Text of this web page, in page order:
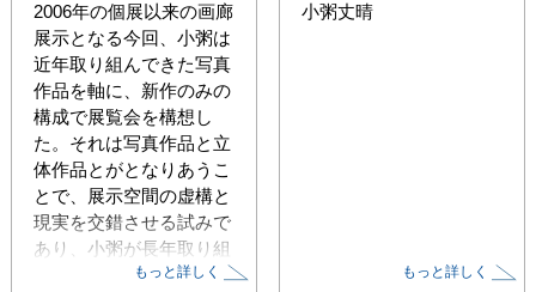
2006年の個展以来の画廊
展示となる今回、小粥は
近年取り組んできた写真
作品を軸に、新作のみの
構成で展覧会を構想し
た。それは写真作品と立
体作品とがとなりあうこ
とで、展示空間の虚構と
現実を交錯させる試みで
あり、小粥が長年取り組
んできた、ジオラマを写
もっと詳しく
小粥丈晴
もっと詳しく